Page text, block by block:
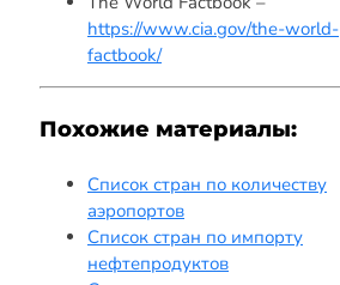
https://www.cia.gov/the-world-
factbook/
Похожие материалы:
Список стран по количеству
аэропортов
Список стран по импорту
нефтепродуктов